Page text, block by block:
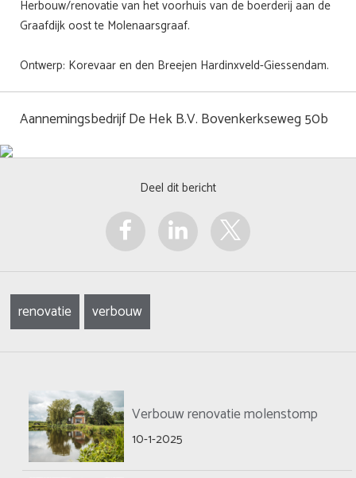
Herbouw/renovatie van het voorhuis van de boerderij aan de
Graafdijk oost te Molenaarsgraaf.
Ontwerp: Korevaar en den Breejen Hardinxveld-Giessendam.
Aannemingsbedrijf De Hek B.V. Bovenkerkseweg 50b
Deel dit bericht
renovatie verbouw
Verbouw renovatie molenstomp
10-1-2025